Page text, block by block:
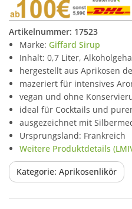
Artikelnummer: 17523
Marke: Giffard Sirup
Inhalt: 0,7 Liter,
hergestellt aus Aprikosen
mazeriert für intensives
vegan und ohne
ideal für Cocktails und
ausgezeichnet mit
Ursprungsland: Frankreich
Weitere Produktdetails
Kategorie: Aprikosenlikör